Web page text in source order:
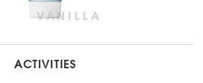
ACTIVITIES